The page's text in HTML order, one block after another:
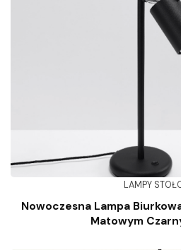
LAMPY
Nowoczesna Lampa
Matowym